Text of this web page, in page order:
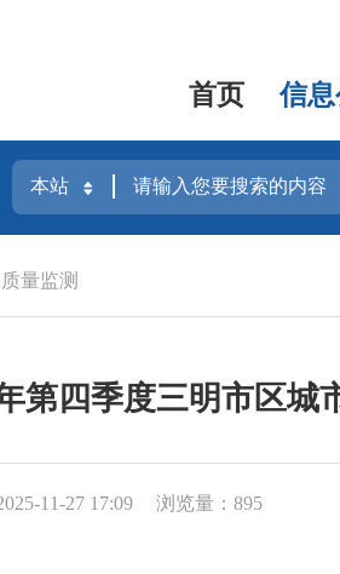
首页 信
量监测
第四季度三明市区城
11-27 17:09 浏览量：895